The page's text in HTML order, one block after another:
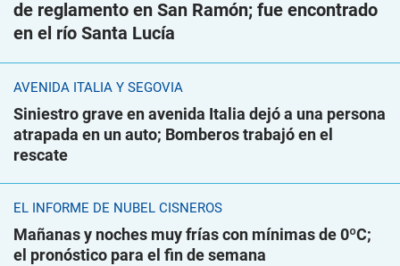
de reglamento en San Ramón; fue encontrado
en el río Santa Lucía
AVENIDA ITALIA Y SEGOVIA
Siniestro grave en avenida Italia dejó a una persona
atrapada en un auto; Bomberos trabajó en el
rescate
EL INFORME DE NUBEL CISNEROS
Mañanas y noches muy frías con mínimas de 0ºC;
el pronóstico para el fin de semana